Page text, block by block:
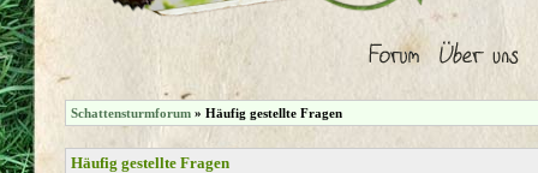
Schattensturmforum» Häufig gestellte Fragen
Häufig gestellte Fragen